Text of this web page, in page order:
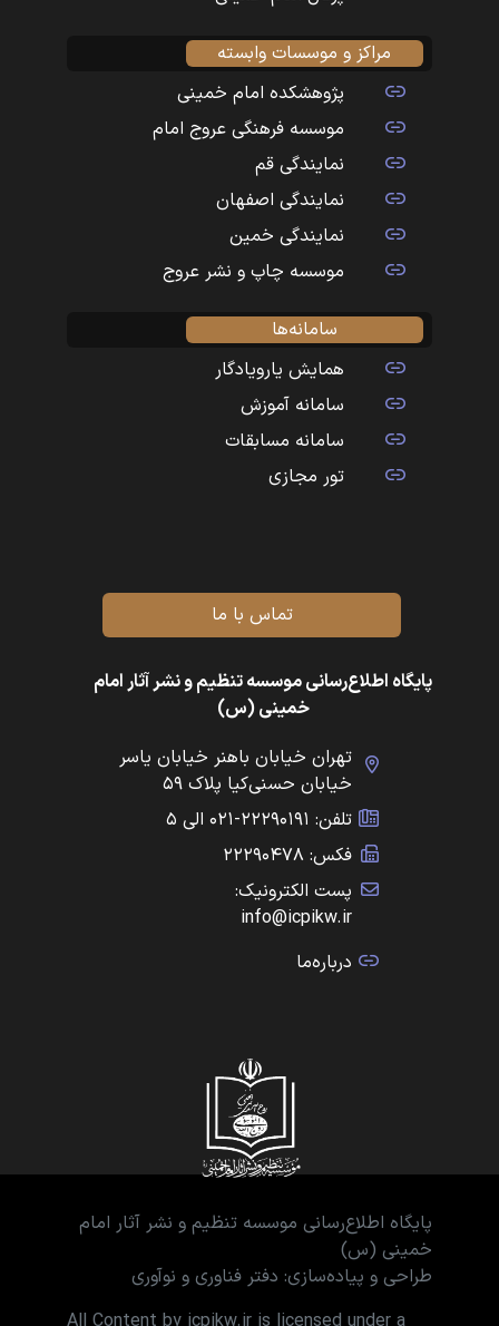
مراکز و موسسات وابسته
پژوهشکده امام خمینی
موسسه فرهنگی عروج امام
نمایندگی قم
نمایندگی اصفهان
نمایندگی خمین
موسسه چاپ و نشر عروج
سامانه‌ها
همایش یارویادگار
سامانه آموزش
سامانه مسابقات
تور مجازی
تماس با ما
پایگاه اطلاع‌رسانی موسسه تنظیم و نشر آثار امام
خمینی (س)
تهران خیابان باهنر خیابان یاسر
خیابان حسنی‌کیا پلاک ۵۹
تلفن: ۲۲۲۹۰۱۹۱-۰۲۱ الی ۵
فکس: ۲۲۲۹۰۴۷۸
پست الکترونیک:
info@icpikw.ir
درباره‌ما
پایگاه اطلاع‌رسانی موسسه تنظیم و نشر آثار امام
خمینی (س)
طراحی و پیاده‌سازی: دفتر فناوری و نوآوری